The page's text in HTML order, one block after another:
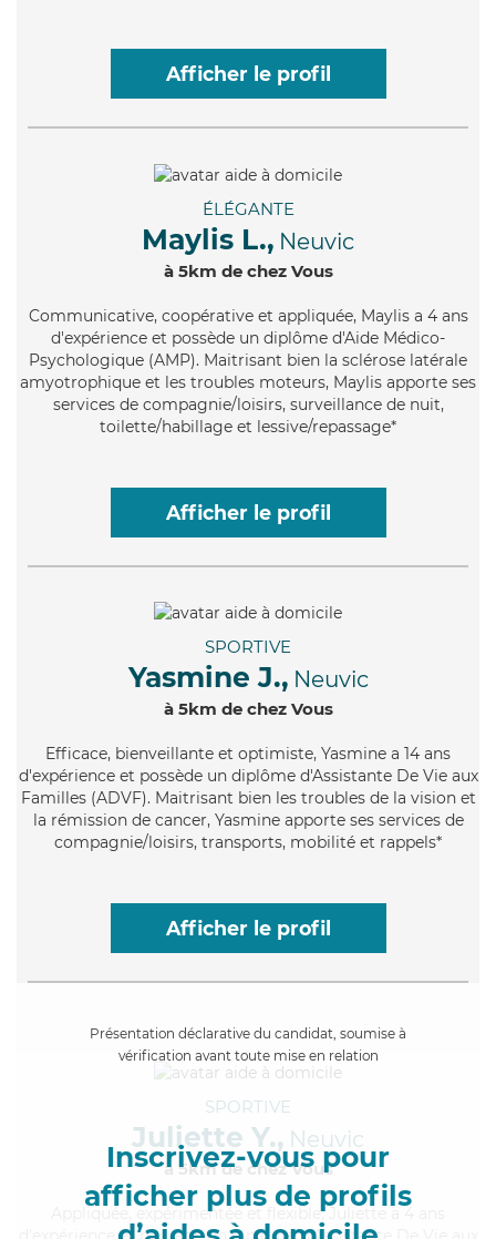
Afficher le profil
ÉLÉGANTE
Maylis L., Neuvic
à 5km de chez Vous
Communicative, coopérative et appliquée, Maylis a 4 ans
d'expérience et possède un diplôme d'Aide Médico-
Psychologique (AMP). Maitrisant bien la sclérose latérale
amyotrophique et les troubles moteurs, Maylis apporte ses
services de compagnie/loisirs, surveillance de nuit,
toilette/habillage et lessive/repassage*
Afficher le profil
SPORTIVE
Yasmine J., Neuvic
à 5km de chez Vous
Efficace, bienveillante et optimiste, Yasmine a 14 ans
d'expérience et possède un diplôme d'Assistante De Vie aux
Familles (ADVF). Maitrisant bien les troubles de la vision et
la rémission de cancer, Yasmine apporte ses services de
compagnie/loisirs, transports, mobilité et rappels*
Afficher le profil
Présentation déclarative du candidat, soumise à
vérification avant toute mise en relation
Inscrivez-vous pour
afficher plus de profils
SPORTIVE
Juliette Y., Neuvic
à 5km de chez Vous
, expérimentée et flexible, Juliette a 4 ans